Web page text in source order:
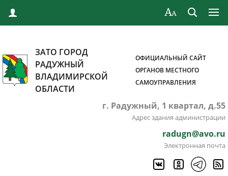
ЗАТО ГОРОД
РАДУЖНЫЙ
ВЛАДИМИРСКОЙ
ОБЛАСТИ
ОФИЦИАЛЬНЫЙ САЙТ
ОРГАНОВ МЕСТНОГО
САМОУПРАВЛЕНИЯ
г. Радужный, 1 квартал, д.55
Адрес здания администрации
radugn@avo.ru
Электронная почта